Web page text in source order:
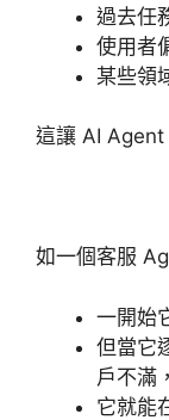
過去任
使用者
某些領
這讓 AI Agent
如一個客服
一開始
但當它
戶不滿
它就能